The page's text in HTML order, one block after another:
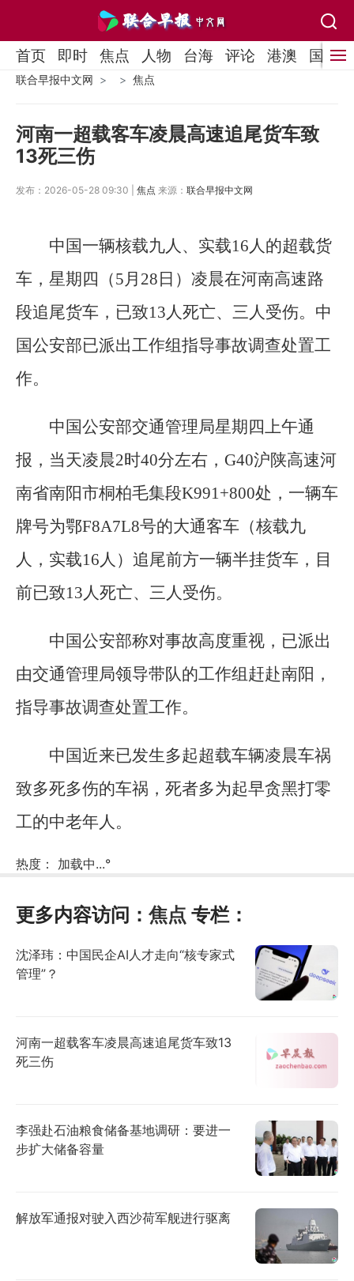
首页 即时 焦点 人物 台海 评论 港澳 国际
联合早报中文网 焦点
河南一超载客车凌晨高速追尾货车致
13死三伤
发布：2026-05-28 09:30 | 焦点 来源： 联合早报中文网
中国一辆核载九人、实载16人的超载货
车，星期四（5月28日）凌晨在河南高速路
段追尾货车，已致13人死亡、三人受伤。中
国公安部已派出工作组指导事故调查处置工
作。
中国公安部交通管理局星期四上午通
报，当天凌晨2时40分左右，G40沪陕高速河
南省南阳市桐柏毛集段K991+800处，一辆车
牌号为鄂F8A7L8号的大通客车（核载九
人，实载16人）追尾前方一辆半挂货车，目
前已致13人死亡、三人受伤。
中国公安部称对事故高度重视，已派出
由交通管理局领导带队的工作组赶赴南阳，
指导事故调查处置工作。
中国近来已发生多起超载车辆凌晨车祸
致多死多伤的车祸，死者多为起早贪黑打零
工的中老年人。
热度： 加载中...°
更多内容访问： 焦点 专栏：
沈泽玮：中国民企AI人才走向“核专家式
管理”？
河南一超载客车凌晨高速追尾货车致13
死三伤
李强赴石油粮食储备基地调研：要进一
步扩大储备容量
解放军通报对驶入西沙荷军舰进行驱离